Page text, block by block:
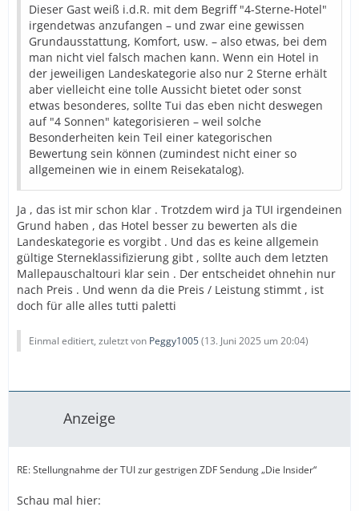
Dieser Gast weiß i.d.R. mit dem Begriff "4-Sterne-Hotel"
irgendetwas anzufangen – und zwar eine gewissen
Grundausstattung, Komfort, usw. – also etwas, bei dem
man nicht viel falsch machen kann. Wenn ein Hotel in
der jeweiligen Landeskategorie also nur 2 Sterne erhält
aber vielleicht eine tolle Aussicht bietet oder sonst
etwas besonderes, sollte Tui das eben nicht deswegen
auf "4 Sonnen" kategorisieren – weil solche
Besonderheiten kein Teil einer kategorischen
Bewertung sein können (zumindest nicht einer so
allgemeinen wie in einem Reisekatalog).
Ja , das ist mir schon klar . Trotzdem wird ja TUI irgendeinen
Grund haben , das Hotel besser zu bewerten als die
Landeskategorie es vorgibt . Und das es keine allgemein
gültige Sterneklassifizierung gibt , sollte auch dem letzten
Mallepauschaltouri klar sein . Der entscheidet ohnehin nur
nach Preis . Und wenn da die Preis / Leistung stimmt , ist
doch für alle alles tutti paletti
Einmal editiert, zuletzt von Peggy1005(13. Juni 2025 um 20:04)
Anzeige
RE: Stellungnahme der TUI zur gestrigen ZDF Sendung „Die Insider“
Schau mal hier: